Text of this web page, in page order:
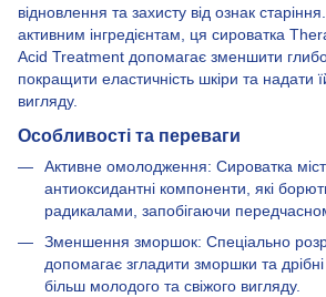
відновлення та захисту від ознак
активним інгредієнтам, ця сироватка
Acid Treatment допомагає зменшити
покращити еластичність шкіри та надати
вигляду.
Особливості та переваги
Активне омолодження: Сироватка
антиоксидантні компоненти, які
радикалами, запобігаючи
Зменшення зморшок: Спеціально
допомагає згладити зморшки та дрібні
більш молодого та свіжого вигляду.